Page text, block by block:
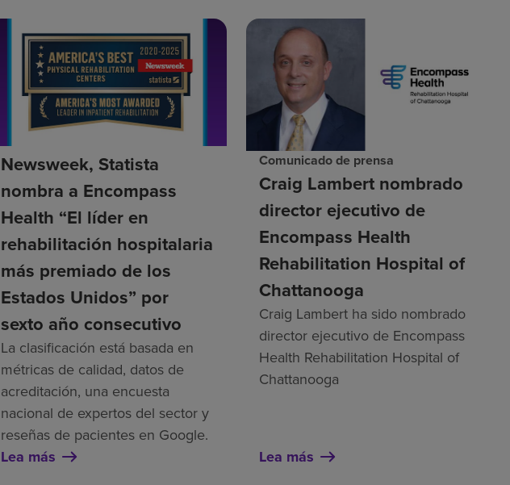
Newsweek, Statista
nombra a Encompass
Health “El líder en
rehabilitación hospitalaria
más premiado de los
Estados Unidos” por
sexto año consecutivo
La clasificación está basada en
métricas de calidad, datos de
acreditación, una encuesta
nacional de expertos del sector y
reseñas de pacientes en Google.
Lea más
Comunicado de prensa
Craig Lambert nombrado
director ejecutivo de
Encompass Health
Rehabilitation Hospital of
Chattanooga
Craig Lambert ha sido nombrado
director ejecutivo de Encompass
Health Rehabilitation Hospital of
Chattanooga
Lea más